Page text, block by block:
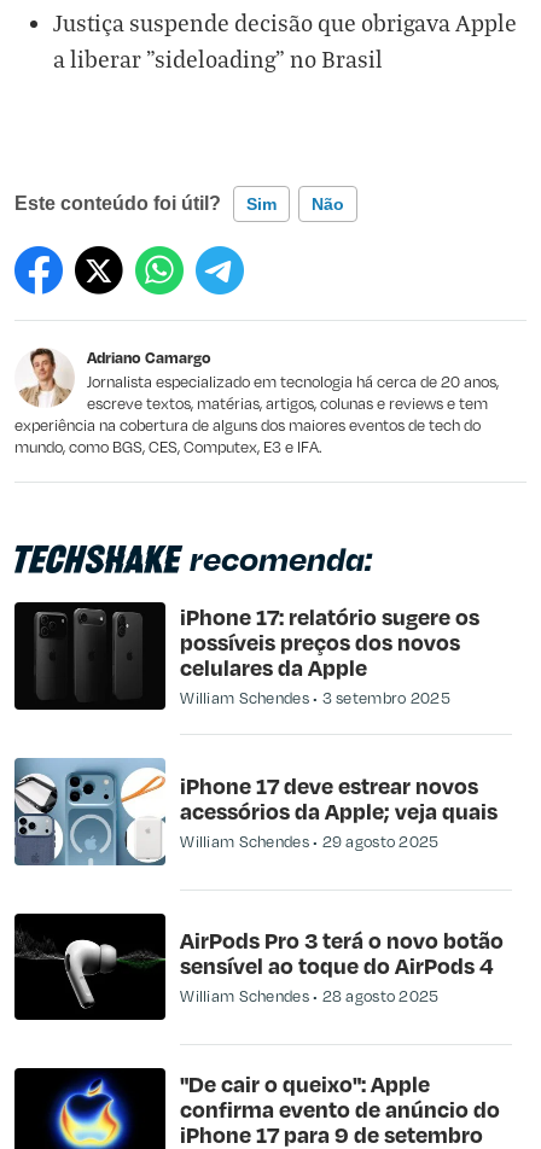
Justiça suspende decisão que obrigava Apple
a liberar "sideloading" no Brasil
Este conteúdo foi útil? Sim Não
Este conteúdo contém informação incorreta
Outro
Adriano Camargo
Jornalista especializado em tecnologia há cerca de 20 anos,
escreve textos, matérias, artigos, colunas e reviews e tem
experiência na cobertura de alguns dos maiores eventos de tech do
mundo, como BGS, CES, Computex, E3 e IFA.
recomenda:
iPhone 17: relatório sugere os
possíveis preços dos novos
celulares da Apple
William Schendes 3 setembro 2025
iPhone 17 deve estrear novos
acessórios da Apple; veja quais
William Schendes 29 agosto 2025
AirPods Pro 3 terá o novo botão
sensível ao toque do AirPods 4
William Schendes 28 agosto 2025
"De cair o queixo": Apple
confirma evento de anúncio do
iPhone 17 para 9 de setembro